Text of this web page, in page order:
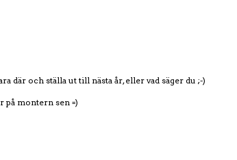
där och ställa ut till nästa år, eller vad säger du ;-)
på montern sen =)